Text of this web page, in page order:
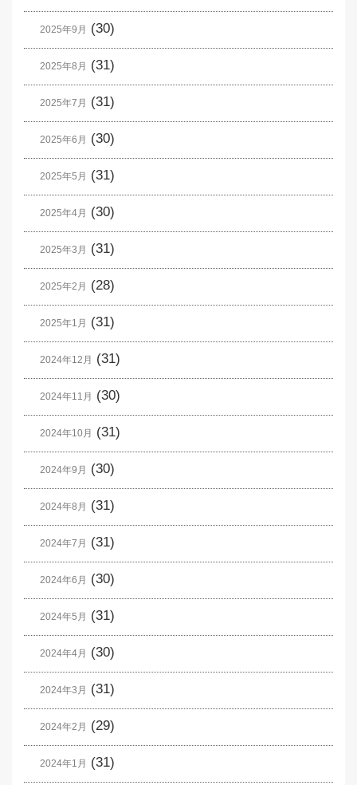
2025年9月 (30)
2025年8月 (31)
2025年7月 (31)
2025年6月 (30)
2025年5月 (31)
2025年4月 (30)
2025年3月 (31)
2025年2月 (28)
2025年1月 (31)
2024年12月 (31)
2024年11月 (30)
2024年10月 (31)
2024年9月 (30)
2024年8月 (31)
2024年7月 (31)
2024年6月 (30)
2024年5月 (31)
2024年4月 (30)
2024年3月 (31)
2024年2月 (29)
2024年1月 (31)